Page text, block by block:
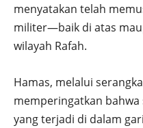
menyatakan telah
militer—baik di atas
wilayah Rafah.
Hamas, melalui
memperingatkan
yang terjadi di dalam